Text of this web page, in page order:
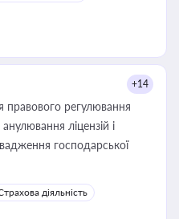
+14
правового регулювання
ліцензій і
господарської
діяльність